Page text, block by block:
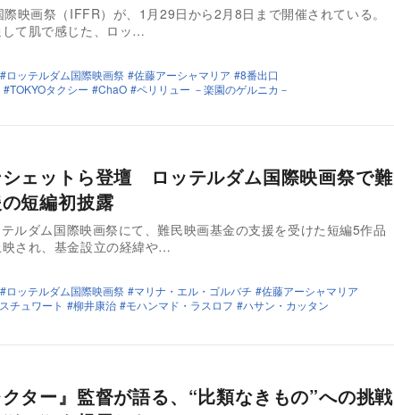
映画祭（IFFR）が、1月29日から2月8日まで開催されている。
て肌で感じた、ロッ…
ロッテルダム国際映画祭 佐藤アーシャマリア
8番出口
TOKYOタクシー ChaO ペリリュー －楽園のゲルニカ－
ェットら登壇 ロッテルダム国際映画祭で難
短編初披露
ルダム国際映画祭にて、難民映画基金の支援を受けた短編5作品
され、基金設立の経緯や…
ロッテルダム国際映画祭 マリナ・エル・ゴルバチ
佐藤アーシャマリア
チュワート 柳井康治 モハンマド・ラスロフ
ハサン・カッタン
クター』監督が語る、“比類なきもの”への挑戦